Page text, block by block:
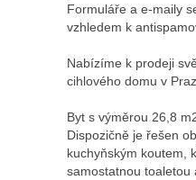
Formuláře a e-maily
vzhledem k
Nabízíme k prodeji
cihlového domu v
Byt s výměrou 26,8
Dispozičně je řešen
kuchyňským koutem,
samostatnou toaletou